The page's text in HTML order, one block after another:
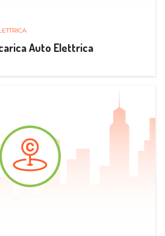
Auto Elettrica